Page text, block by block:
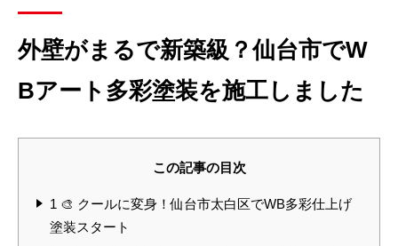
外壁がまるで新築級？仙台市でW
Bアート多彩塗装を施工しました
この記事の目次
1 🎨 クールに変身！仙台市太白区でWB多彩仕上げ
塗装スタート